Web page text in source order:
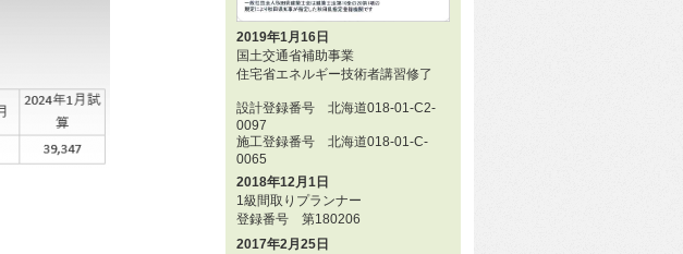
2019年1月16日
国土交通省補助事業
住宅省エネルギー技術者講習修了
設計登録番号 北海道018-01-C2-
0097
施工登録番号 北海道018-01-C-
0065
2018年12月1日
1級間取りプランナー
登録番号 第180206
2017年2月25日